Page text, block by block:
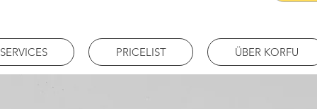
SERVICES PRICELIST ÜBER KORFU